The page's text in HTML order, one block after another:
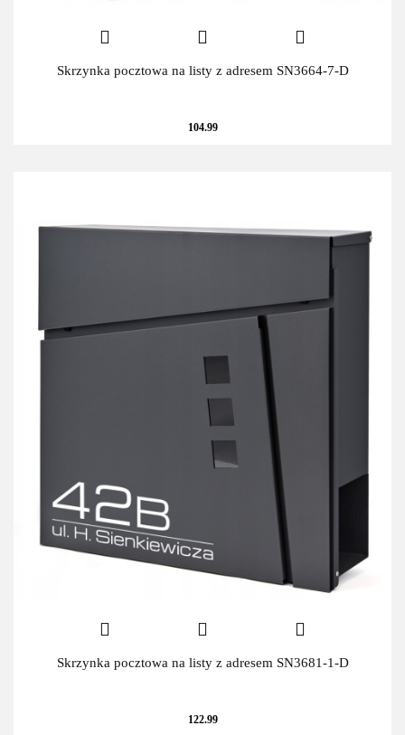
Skrzynka pocztowa na listy z adresem SN3664-7-D
104.99
Skrzynka pocztowa na listy z adresem SN3681-1-D
122.99